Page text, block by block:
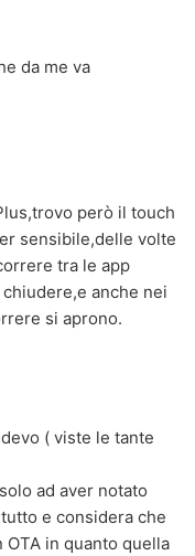
da me va
però il touch
sensibile,delle volte
tra le app
anche nei
si aprono.
( viste le tante
ad aver notato
e considera che
in quanto quella